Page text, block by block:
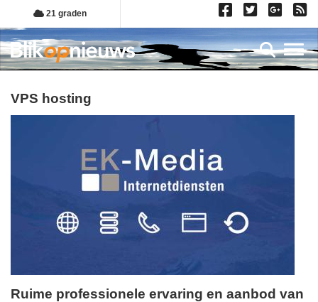
Overslaan
en
naar
de
gaan
21 graden
VPS hosting
Ruime professionele ervaring en aanbod van